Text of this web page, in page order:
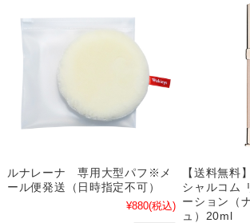
ルナレーナ 専用大型パフ※メ
ール便発送（日時指定不可）
¥880(税込)
【送料無料
シャルコム
ーション（
ュ）20ml